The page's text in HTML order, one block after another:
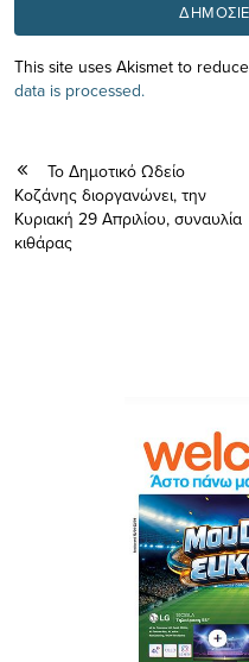
This site uses Akismet to
data is processed.
Το Δημοτικό Ωδείο
Κοζάνης διοργανώνει, την
Κυριακή 29 Απριλίου, συναυλία
κιθάρας